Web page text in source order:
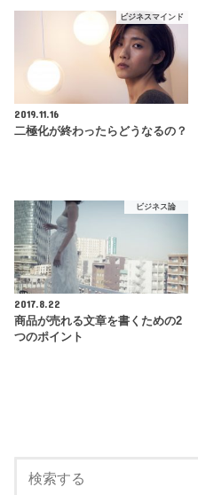
ビジネスマインド
2019.11.16
二極化が終わったらどうなるの？
ビジネス論
2017.8.22
商品が売れる文章を書くための2
つのポイント